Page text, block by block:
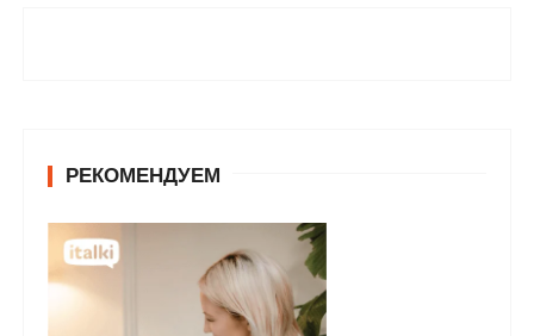
РЕКОМЕНДУЕМ